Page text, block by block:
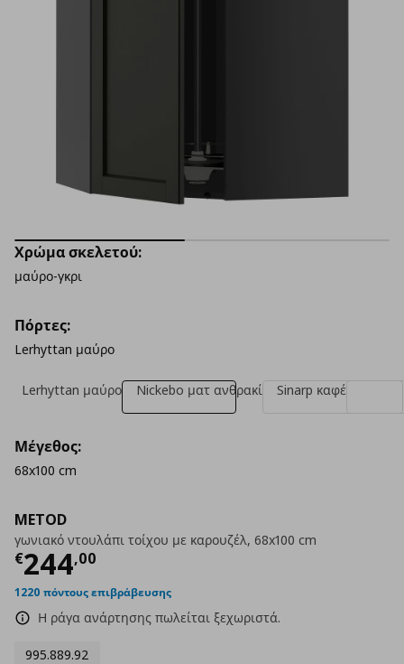
METOD
γωνιακό ντουλάπι τοίχου με καρουζέλ, 68x100 cm
€244,00
Τρέχουσα τιμή
1220 πόντους επιβράβευσης
Η ράγα ανάρτησης πωλείται ξεχωριστά.
995.889.92
Χρώμα σκελετού:
μαύρο-γκρι
Πόρτες:
Lerhyttan μαύρο
Lerhyttan μαύρο Nickebo ματ ανθρακί Sinarp καφέ
Μέγεθος:
68x100 cm